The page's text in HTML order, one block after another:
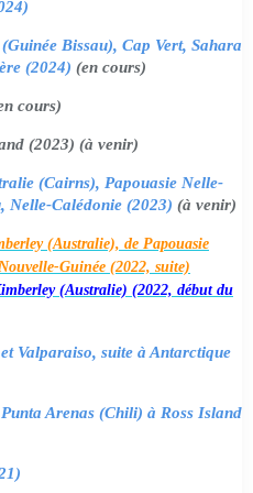
Bissau), Cap Vert, Sahara
(2024) (en cours)
cours)
(2023) (à venir)
(Cairns), Papouasie Nelle-
Nelle-Calédonie (2023) (à venir)
(Australie), de Papouasie
Guinée (2022, suite)
(Australie) (2022, début du
Valparaiso, suite à Antarctique
Arenas (Chili) à Ross Island